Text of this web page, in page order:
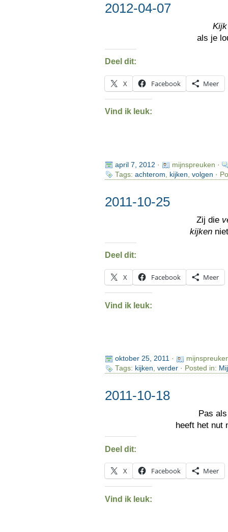
2012-04-07
Kijk
als je
Deel dit:
X Facebook Meer
Vind ik leuk:
april 7, 2012 ·
mijnspreuken ·
Tags: achterom kijken volgen ·
2011-10-25
Zij die
kijken
Deel dit:
X Facebook Meer
Vind ik leuk:
oktober 25, 2011·
Tags: kijken, verder· Posted in:
2011-10-18
Pas
heeft het nut
Deel dit:
X Facebook Meer
Vind ik leuk: